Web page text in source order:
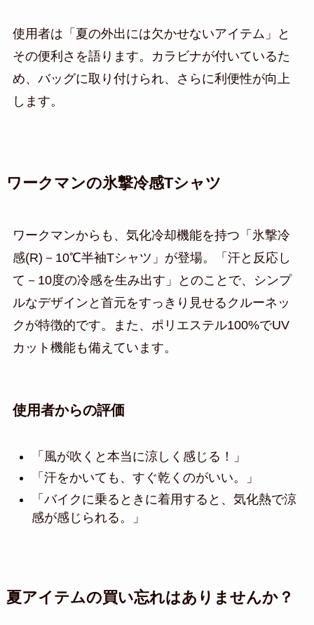
使用者は「夏の外出には欠かせないアイテム」と
その便利さを語ります。カラビナが付いているた
め、バッグに取り付けられ、さらに利便性が向上
します。
ワークマンの氷撃冷感Tシャツ
ワークマンからも、気化冷却機能を持つ「氷撃冷
感(R)－10℃半袖Tシャツ」が登場。「汗と反応し
て－10度の冷感を生み出す」とのことで、シンプ
ルなデザインと首元をすっきり見せるクルーネッ
クが特徴的です。また、ポリエステル100%でUV
カット機能も備えています。
使用者からの評価
「風が吹くと本当に涼しく感じる！」
「汗をかいても、すぐ乾くのがいい。」
「バイクに乗るときに着用すると、気化熱で涼
感が感じられる。」
夏アイテムの買い忘れはありませんか？